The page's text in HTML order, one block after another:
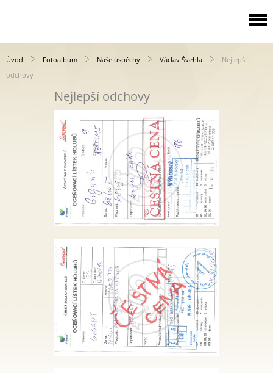
Úvod Fotoalbum Naše úspěchy Václav Švehla
Nejlepší
odchovy
Nejlepší odchovy